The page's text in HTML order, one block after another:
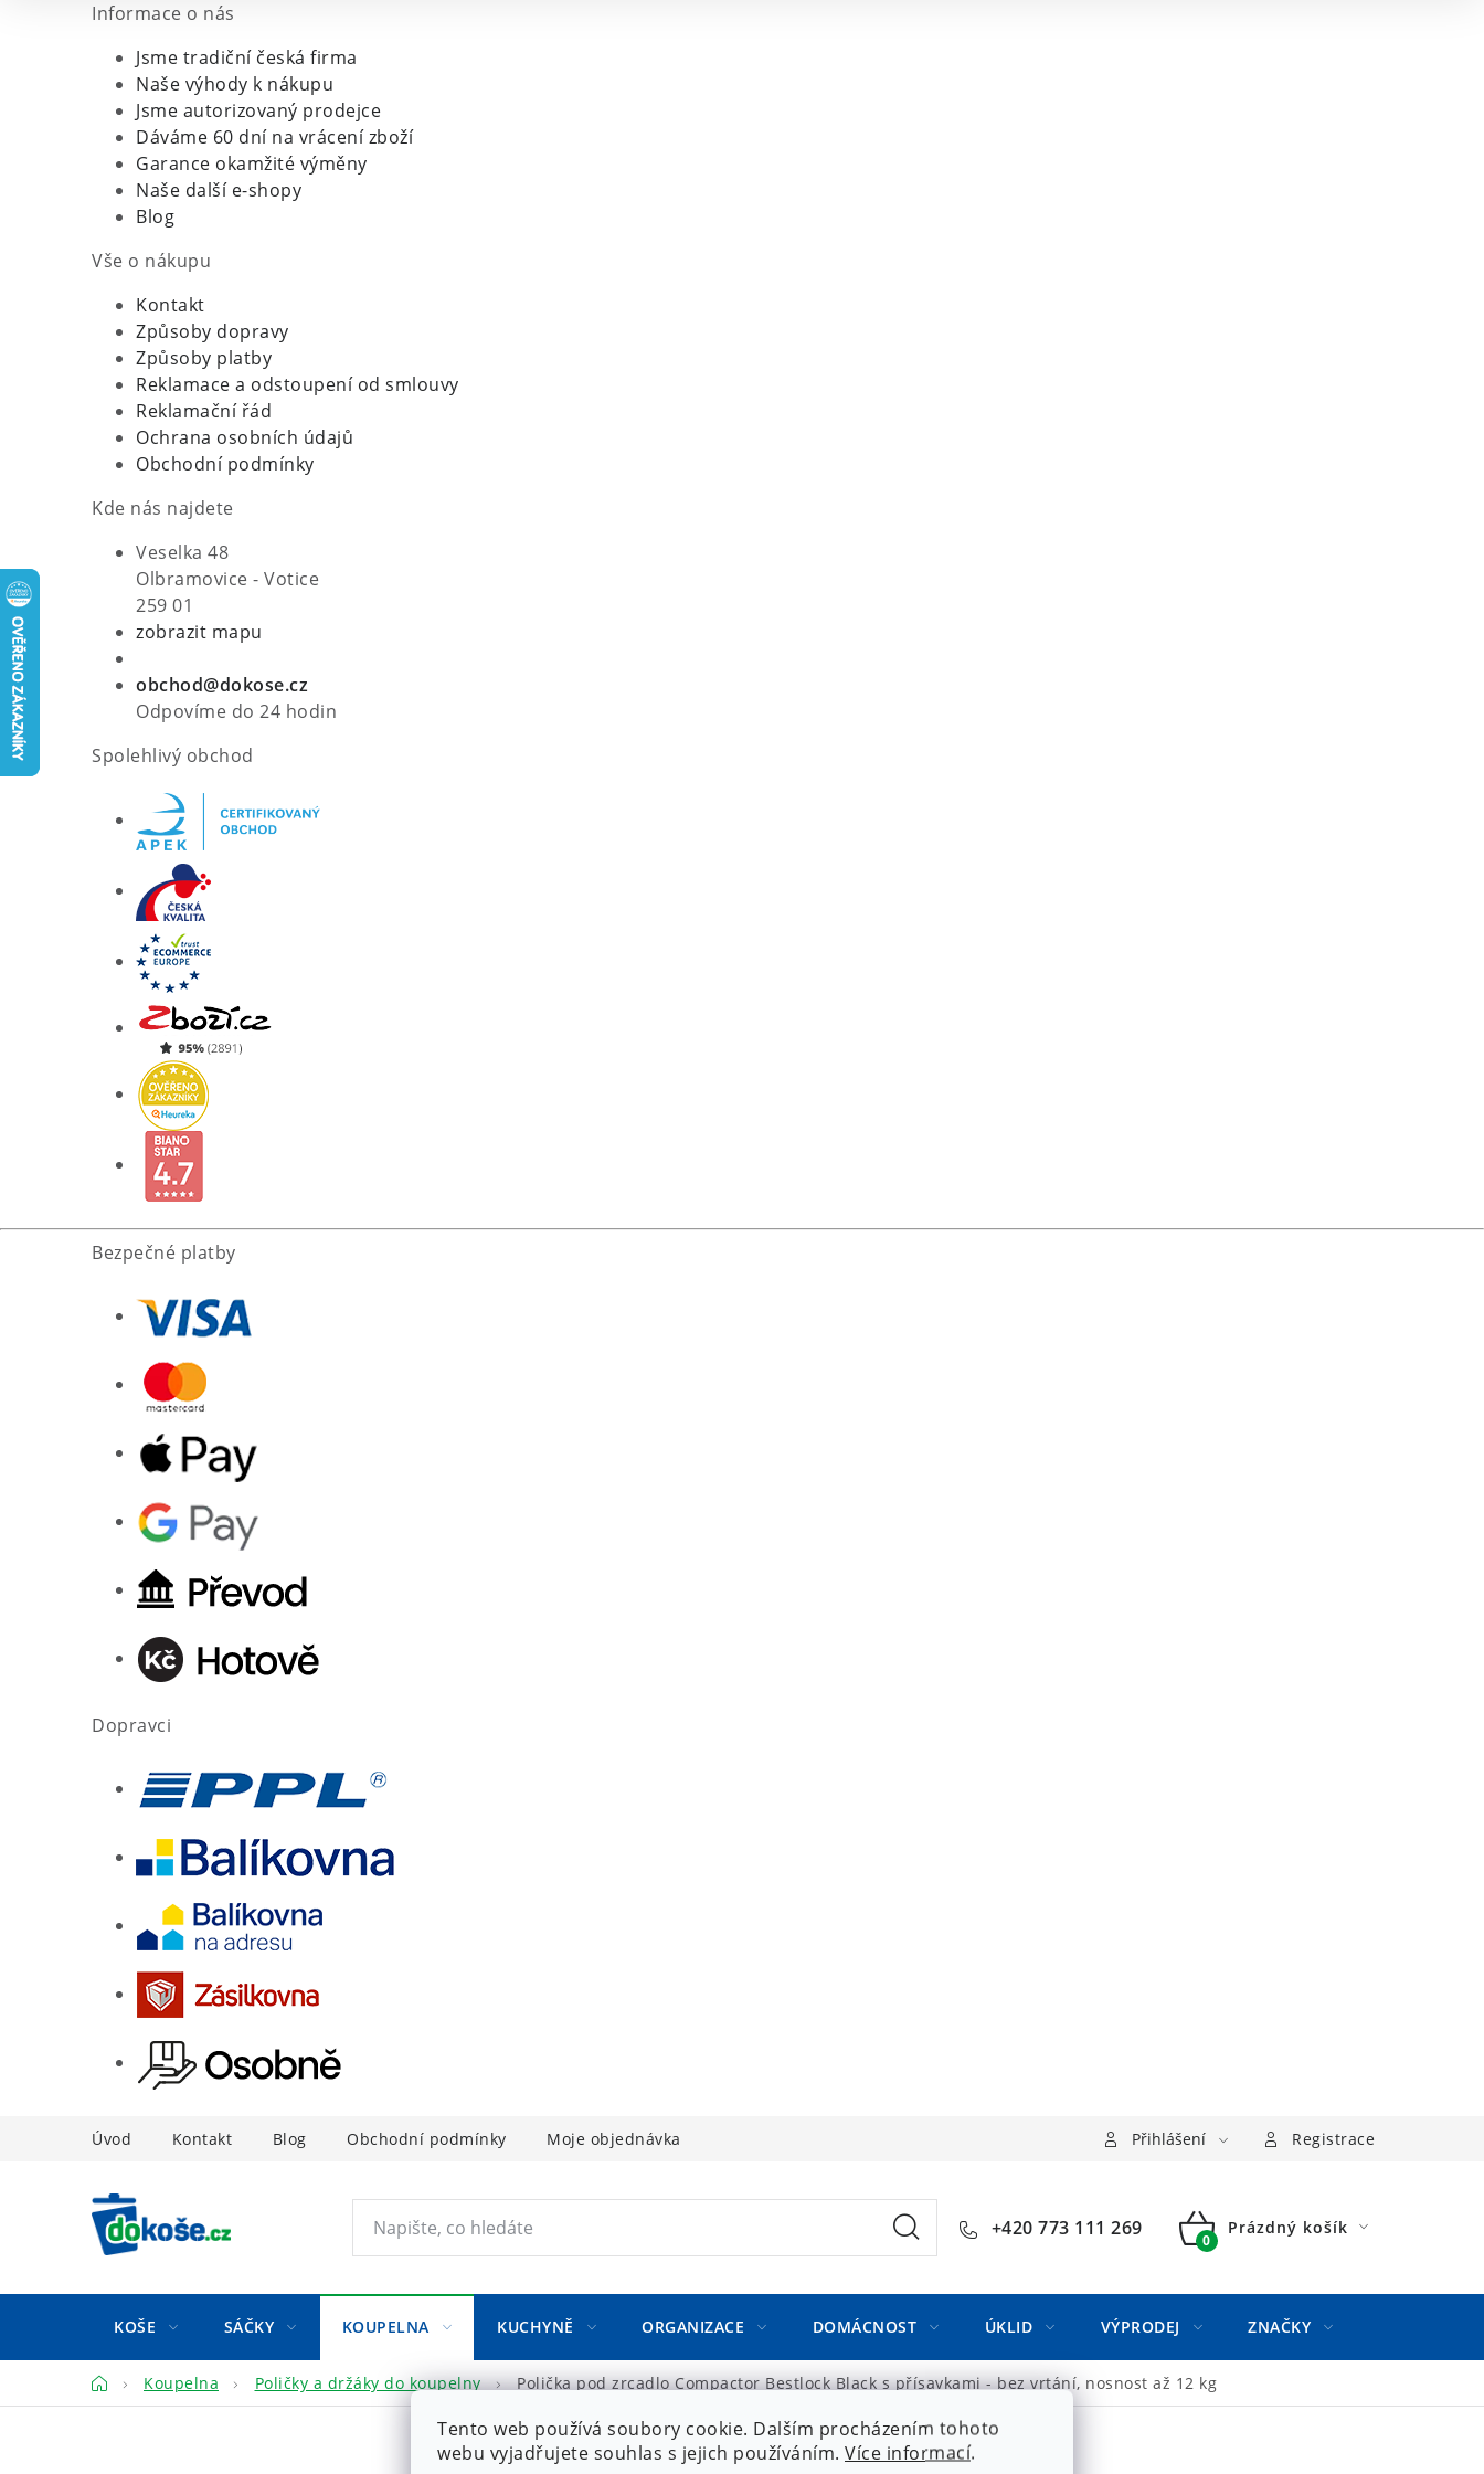
Informace o nás
Jsme tradiční česká firma
Naše výhody k nákupu
Jsme autorizovaný prodejce
Dáváme 60 dní na vrácení zboží
Garance okamžité výměny
Naše další e-shopy
Blog
Vše o nákupu
Kontakt
Způsoby dopravy
Způsoby platby
Reklamace a odstoupení od smlouvy
Reklamační řád
Ochrana osobních údajů
Obchodní podmínky
Kde nás najdete
Veselka 48
Olbramovice - Votice
259 01
zobrazit mapu
obchod@dokose.cz
Odpovíme do 24 hodin
Spolehlivý obchod
Bezpečné platby
Dopravci
Tento web používá soubory cookie. Dalším procházením tohoto
webu vyjadřujete souhlas s jejich používáním. Více informací.
Úvod Kontakt Blog Obchodní podmínky Moje objednávka Přihlášení Registrace
+420 773 111 269
NÁKUPNÍ
Prázdný košík
KOŠE SÁČKY KOUPELNA KUCHYNĚ ORGANIZACE DOMÁCNOST ÚKLID VÝPRODEJ ZNAČKY
DomůKoupelna Poličky a držáky do koupelny Polička pod zrcadlo Compactor Bestlock Black s přísavkami - bez vrtání, nosnost až 12 kg